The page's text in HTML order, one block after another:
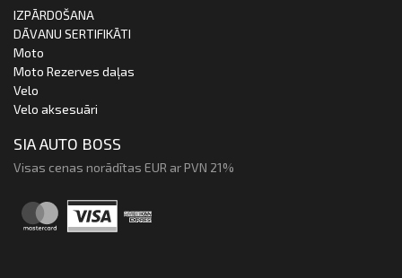
IZPĀRDOŠANA
DĀVANU SERTIFIKĀTI
Moto
Moto Rezerves daļas
Velo
Velo aksesuāri
SIA AUTO BOSS
Visas cenas norādītas EUR ar PVN 21%